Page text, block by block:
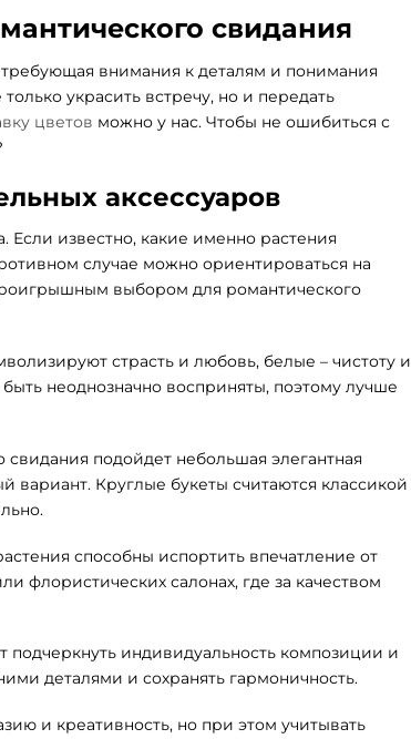
свидания
требующая внимания к деталям и понимания
украсить встречу, но и передать
цветов можно у нас. Чтобы не ошибиться с
аксессуаров
известно, какие именно растения
случае можно ориентироваться на
выбором для романтического
страсть и любовь, белые – чистоту и
неоднозначно восприняты, поэтому лучше
подойдет небольшая элегантная
Круглые букеты считаются классикой
способны испортить впечатление от
флористических салонах, где за качеством
подчеркнуть индивидуальность композиции и
деталями и сохранять гармоничность.
и креативность, но при этом учитывать